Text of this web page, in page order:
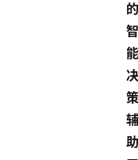
的
智
能
决
策
辅
助